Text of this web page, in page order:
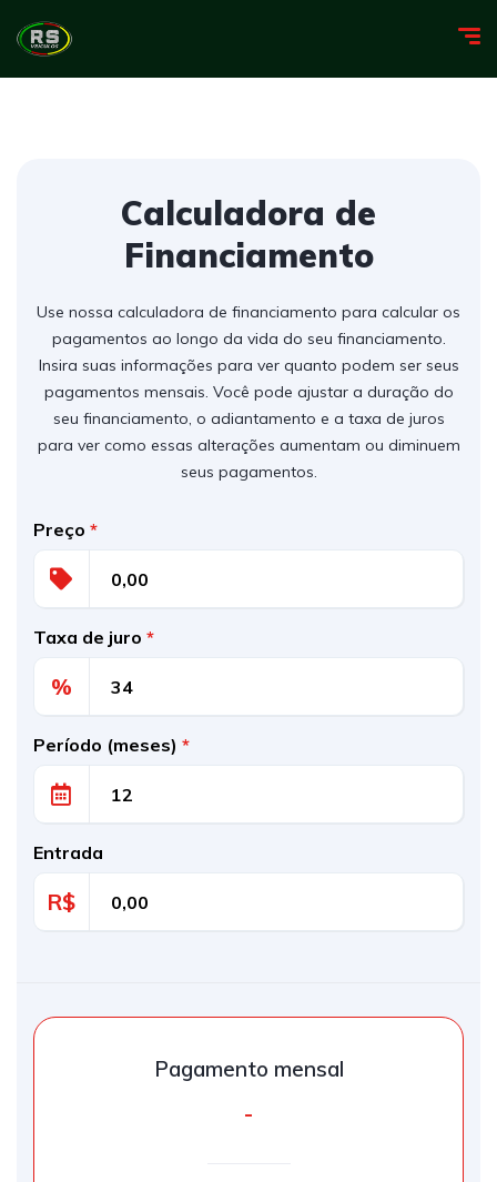
Calculadora de
Financiamento
Use nossa calculadora de financiamento para calcular os
pagamentos ao longo da vida do seu financiamento.
Insira suas informações para ver quanto podem ser seus
pagamentos mensais. Você pode ajustar a duração do
seu financiamento, o adiantamento e a taxa de juros
para ver como essas alterações aumentam ou diminuem
seus pagamentos.
Preço *
Taxa de juro *
%
Período (meses) *
Entrada
R$
Pagamento mensal
-